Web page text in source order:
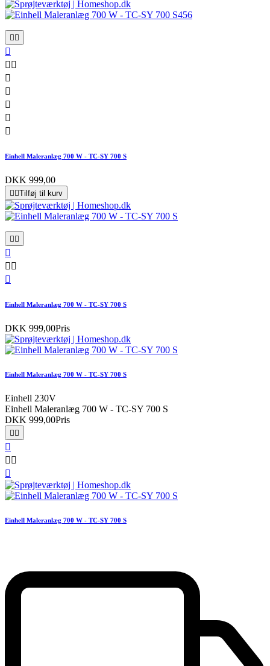
 

 





Einhell Maleranlæg 700 W - TC-SY 700 S
DKK 999,00
 Tilføj til kurv
 

 

Einhell Maleranlæg 700 W - TC-SY 700 S
DKK 999,00Pris
Einhell Maleranlæg 700 W - TC-SY 700 S
Einhell 230V
Einhell Maleranlæg 700 W - TC-SY 700 S
DKK 999,00Pris
 

 

Einhell Maleranlæg 700 W - TC-SY 700 S